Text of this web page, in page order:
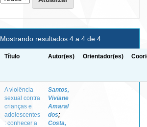
Mostrando resultados 4 a 4 de 4
Título Autor(es) Orientador(es)
A violência
sexual contra
crianças e
adolescentes
: conhecer a
Santos,
Viviane
Amaral
dos;
Costa,
- -